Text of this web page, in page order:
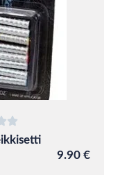
9.90 €